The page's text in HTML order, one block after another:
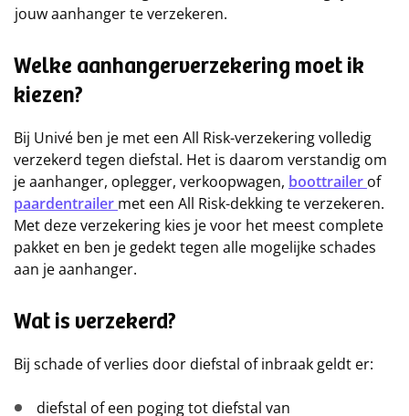
jouw aanhanger te verzekeren.
Welke aanhangerverzekering moet ik
kiezen?
Bij Univé ben je met een All Risk-verzekering volledig
verzekerd tegen diefstal. Het is daarom verstandig om
je aanhanger, oplegger, verkoopwagen, boottrailer of
paardentrailer met een All Risk-dekking te verzekeren.
Met deze verzekering kies je voor het meest complete
pakket en ben je gedekt tegen alle mogelijke schades
aan je aanhanger.
Wat is verzekerd?
Bij schade of verlies door diefstal of inbraak geldt er:
diefstal of een poging tot diefstal van